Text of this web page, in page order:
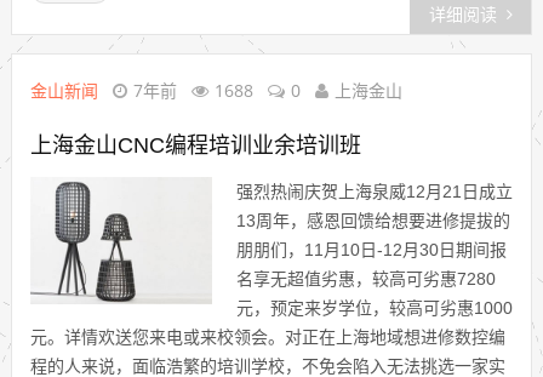
详细阅读
金山新闻 7年前 1688 0 上海金山
上海金山CNC编程培训业余培训班
强烈热闹庆贺上海泉威12月21日成立
13周年，感恩回馈给想要进修提拔的
朋朋们，11月10日-12月30日期间报
名享无超值劣惠，较高可劣惠7280
元，预定来岁学位，较高可劣惠1000
元。详情欢送您来电或来校领会。对正在上海地域想进修数控编
程的人来说，面临浩繁的培训学校，不免会陷入无法挑选一家实